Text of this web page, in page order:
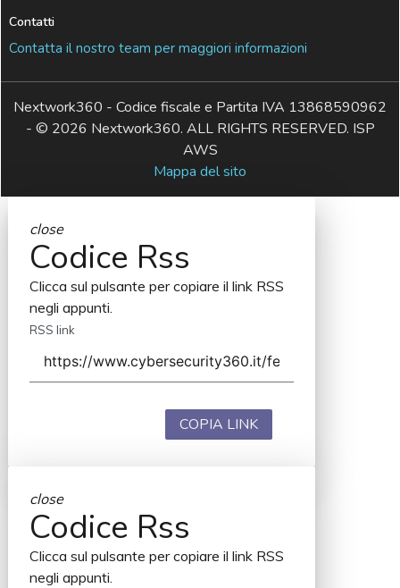
Contatti
Contatta il nostro team per maggiori informazioni
Nextwork360 - Codice fiscale e Partita IVA 13868590962
- © 2026 Nextwork360. ALL RIGHTS RESERVED. ISP
AWS
Mappa del sito
close
Codice Rss
Clicca sul pulsante per copiare il link RSS
negli appunti.
RSS link
COPIA LINK
close
Codice Rss
Clicca sul pulsante per copiare il link RSS
negli appunti.